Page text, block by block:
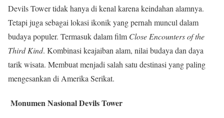
Devils Tower tidak hanya di kenal karena keindahan alamnya.
Tetapi juga sebagai lokasi ikonik yang pernah muncul dalam
budaya populer. Termasuk dalam film Close Encounters of the
Third Kind. Kombinasi keajaiban alam, nilai budaya dan daya
tarik wisata. Membuat menjadi salah satu destinasi yang paling
mengesankan di Amerika Serikat.
Monumen Nasional Devils Tower